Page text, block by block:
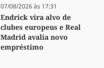
07/08/2026 às 17:31
Endrick vira alvo de
clubes europeus e Real
Madrid avalia novo
empréstimo